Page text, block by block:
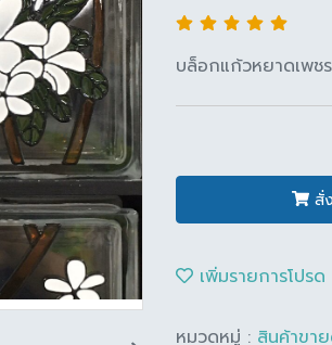
บล็อกแก้วหยาดเพช
สั่
เพิ่มรายการโปรด
หมวดหมู่ : สินค้าขา